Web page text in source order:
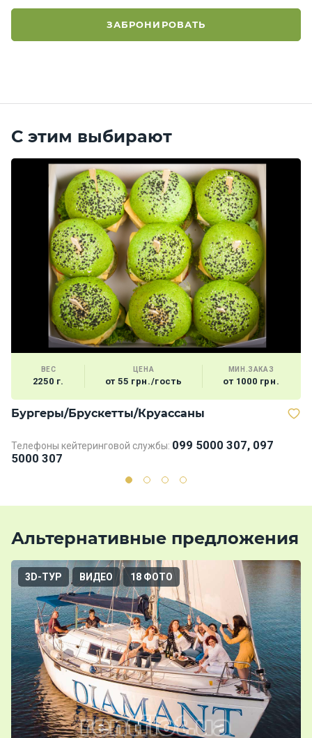
ЗАБРОНИРОВАТЬ
С этим выбирают
ВЕС
2250 г.
ЦЕНА
от 55 грн./гость
МИН.ЗАКАЗ
от 1000 грн.
Бургеры/Брускетты/Круассаны
Телефоны кейтеринговой службы: 099 5000 307, 097
5000 307
Альтернативные предложения
3D-ТУР ВИДЕО 18 ФОТО